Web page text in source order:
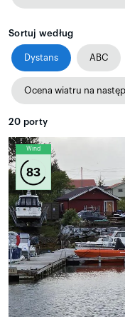
Sortuj według
Dystans ABC
Ocena wiatru na
20 porty
Wind
83